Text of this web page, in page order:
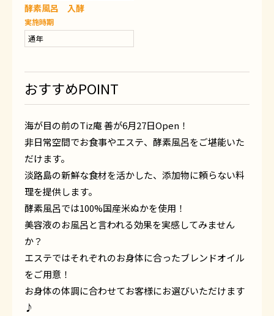
酵素風呂 入酵
実施時期
通年
おすすめPOINT
海が目の前のTiz庵 善が6月27日Open！
非日常空間でお食事やエステ、酵素風呂をご堪能いた
だけます。
淡路島の新鮮な食材を活かした、添加物に頼らない料
理を提供します。
酵素風呂では100%国産米ぬかを使用！
美容液のお風呂と言われる効果を実感してみません
か？
エステではそれぞれのお身体に合ったブレンドオイル
をご用意！
お身体の体調に合わせてお客様にお選びいただけます
♪